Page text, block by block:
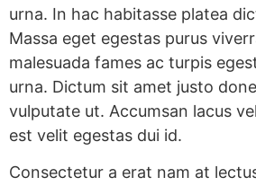
urna. In hac habitasse platea
Massa eget egestas purus
malesuada fames ac turpis
urna. Dictum sit amet justo
vulputate ut. Accumsan lacus
est velit egestas dui id.
Consectetur a erat nam at